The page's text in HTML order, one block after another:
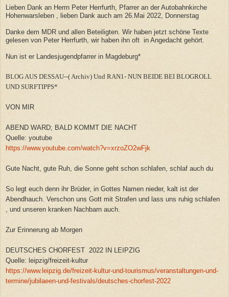
Lieben Dank an Herrn Peter Herrfurth, Pfarrer an der Autobahnkirche
Hohenwarsleben , lieben Dank auch am 26.Mai 2022, Donnerstag
Danke dem MDR und allen Beteiligten. Wir haben jetzt schöne Texte
gelesen von Peter Herrfurth, wir haben ihn oft in Angedacht gehört.
Nun ist er Landesjugendpfarrer in Magdeburg*
BLOG AUS DESSAU--( Archiv) Und RAN1- NUN BEIDE BEI BLOGROLL
UND SURFTIPPS*
VON MIR
ABEND WARD; BALD KOMMT DIE NACHT
Quelle: youtube
https://www.youtube.com/watch?v=xrzoZO2wFjk
Gute Nacht, gute Ruh, die Sonne geht schon schlafen, schlaf auch du
So legt euch denn ihr Brüder, in Gottes Namen nieder, kalt ist der
Abendhauch. Verschon uns Gott mit Strafen und lass uns ruhig schlafen
, und unseren kranken Nachbarn auch.
Zur Erinnerung ab Morgen
DEUTSCHES CHORFEST 2022 IN LEIPZIG
Quelle: leipzig/freizeit-kultur
https://www.leipzig.de/freizeit-kultur-und-tourismus/veranstaltungen-und-
termine/jubilaeen-und-festivals/deutsches-chorfest-2022